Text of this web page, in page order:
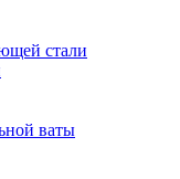
стали
ваты